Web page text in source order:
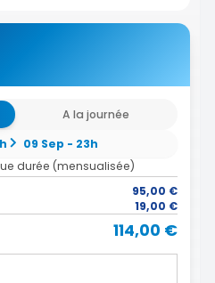
A la journée
09 Sep - 23h
durée (mensualisée)
95,00 €
19,00 €
114,00 €